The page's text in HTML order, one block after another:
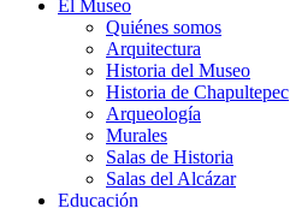
El Museo
Quiénes somos
Arquitectura
Historia del Museo
Historia de Chapultepec
Arqueología
Murales
Salas de Historia
Salas del Alcázar
Educación